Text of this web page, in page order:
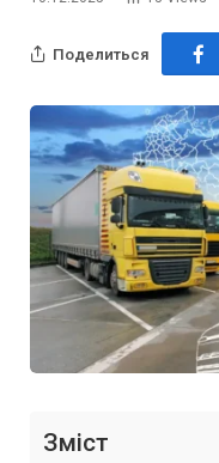
Поделиться
Зміст